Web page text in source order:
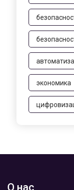
экономика
О нас